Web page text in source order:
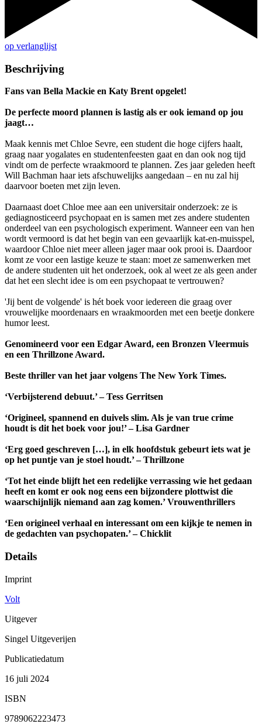
op verlanglijst
Beschrijving
Fans van Bella Mackie en Katy Brent opgelet!
De perfecte moord plannen is lastig als er ook iemand op jou
jaagt…
Maak kennis met Chloe Sevre, een student die hoge cijfers haalt,
graag naar yogalates en studentenfeesten gaat en dan ook nog tijd
vindt om de perfecte wraakmoord te plannen. Zes jaar geleden heeft
Will Bachman haar iets afschuwelijks aangedaan – en nu zal hij
daarvoor boeten met zijn leven.
Daarnaast doet Chloe mee aan een universitair onderzoek: ze is
gediagnosticeerd psychopaat en is samen met zes andere studenten
onderdeel van een psychologisch experiment. Wanneer een van hen
wordt vermoord is dat het begin van een gevaarlijk kat-en-muisspel,
waardoor Chloe niet meer alleen jager maar ook prooi is. Daardoor
komt ze voor een lastige keuze te staan: moet ze samenwerken met
de andere studenten uit het onderzoek, ook al weet ze als geen ander
dat het een slecht idee is om een psychopaat te vertrouwen?
'Jij bent de volgende' is hét boek voor iedereen die graag over
vrouwelijke moordenaars en wraakmoorden met een beetje donkere
humor leest.
Genomineerd voor een Edgar Award, een Bronzen Vleermuis
en een Thrillzone Award.
Beste thriller van het jaar volgens The New York Times.
‘Verbijsterend debuut.’ – Tess Gerritsen
‘Origineel, spannend en duivels slim. Als je van true crime
houdt is dit het boek voor jou!’ – Lisa Gardner
‘Erg goed geschreven […], in elk hoofdstuk gebeurt iets wat je
op het puntje van je stoel houdt.’ – Thrillzone
‘Tot het einde blijft het een redelijke verrassing wie het gedaan
heeft en komt er ook nog eens een bijzondere plottwist die
waarschijnlijk niemand aan zag komen.’ Vrouwenthrillers
‘Een origineel verhaal en interessant om een kijkje te nemen in
de gedachten van psychopaten.’ – Chicklit
Details
Imprint
Volt
Uitgever
Singel Uitgeverijen
Publicatiedatum
16 juli 2024
ISBN
9789062223473